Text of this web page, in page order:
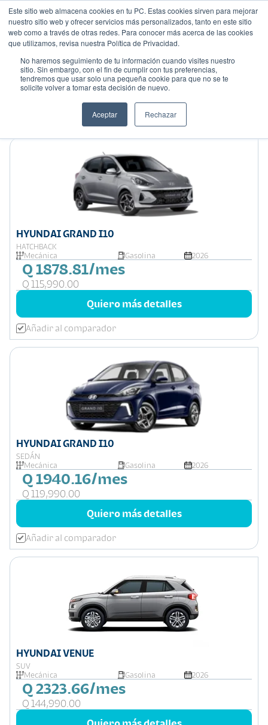
Este sitio web almacena cookies en tu PC. Estas cookies sirven para mejorar
nuestro sitio web y ofrecer servicios más personalizados, tanto en este sitio
web como a través de otras redes. Para conocer más acerca de las cookies
que utilizamos, revisa nuestra Política de Privacidad.
No haremos seguimiento de tu información cuando visites nuestro
sitio. Sin embargo, con el fin de cumplir con tus preferencias,
tendremos que usar solo una pequeña cookie para que no se te
solicite volver a tomar esta decisión de nuevo.
Aceptar Rechazar
Mostrando 9 de 16
Ordenar por:Precio: Menor a Mayor
HYUNDAI GRAND I10
HATCHBACK
Mecánica
Gasolina 2026
Q 1878.81/mes
Q 115,990.00
Quiero más detalles
Añadir al comparador
HYUNDAI GRAND I10
SEDÁN
Mecánica
Gasolina 2026
Q 1940.16/mes
Q 119,990.00
Quiero más detalles
Añadir al comparador
HYUNDAI VENUE
SUV
Mecánica
Gasolina 2026
Q 2323.66/mes
Q 144,990.00